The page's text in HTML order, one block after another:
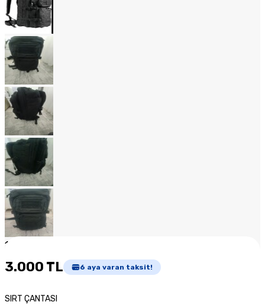
1
3.000 TL 6 aya varan taksit!
SIRT ÇANTASI